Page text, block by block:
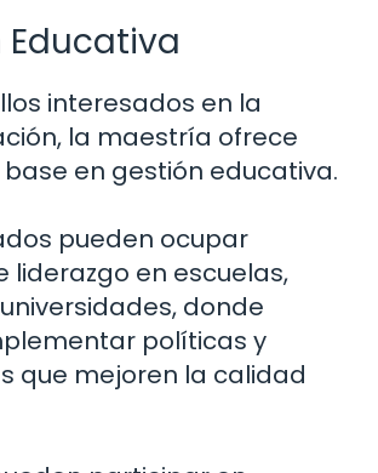
Educativa
interesados en la
la maestría ofrece
en gestión educativa.
pueden ocupar
liderazgo en escuelas,
donde
políticas y
que mejoren la calidad